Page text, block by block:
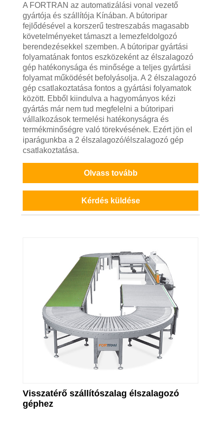
A FORTRAN az automatizálási vonal vezető
gyártója és szállítója Kínában. A bútoripar
fejlődésével a korszerű testreszabás magasabb
követelményeket támaszt a lemezfeldolgozó
berendezésekkel szemben. A bútoripar gyártási
folyamatának fontos eszközeként az élszalagozó
gép hatékonysága és minősége a teljes gyártási
folyamat működését befolyásolja. A 2 élszalagozó
gép csatlakoztatása fontos a gyártási folyamatok
között. Ebből kiindulva a hagyományos kézi
gyártás már nem tud megfelelni a bútoripari
vállalkozások termelési hatékonyságra és
termékminőségre való törekvésének. Ezért jön el
iparágunkba a 2 élszalagozó/élszalagozó gép
csatlakoztatása.
Olvass tovább
Kérdés küldése
Visszatérő szállítószalag élszalagozó
géphez